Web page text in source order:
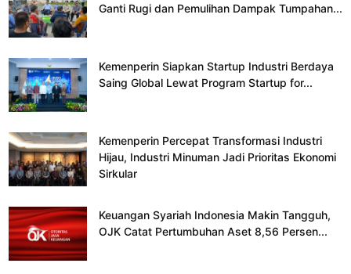
Ganti Rugi dan Pemulihan Dampak Tumpahan...
Kemenperin Siapkan Startup Industri Berdaya
Saing Global Lewat Program Startup for...
Kemenperin Percepat Transformasi Industri
Hijau, Industri Minuman Jadi Prioritas Ekonomi
Sirkular
Keuangan Syariah Indonesia Makin Tangguh,
OJK Catat Pertumbuhan Aset 8,56 Persen...